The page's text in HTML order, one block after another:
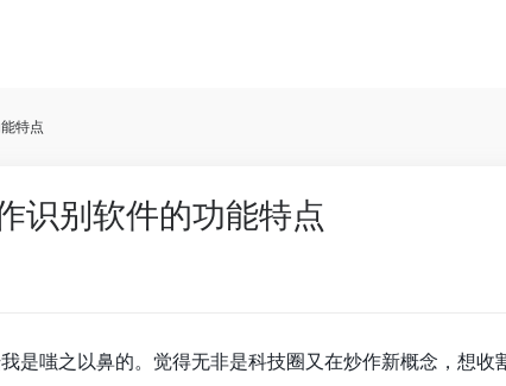
特点
识别软件的功能特点
是嗤之以鼻的。觉得无非是科技圈又在炒作新概念，想